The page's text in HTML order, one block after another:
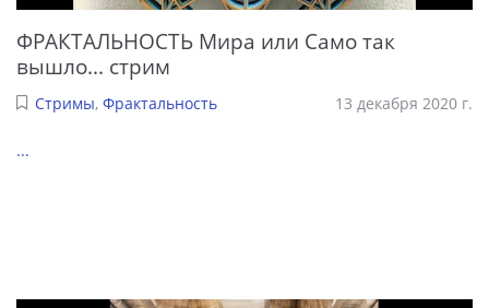
ФРАКТАЛЬНОСТЬ Мира или Само так
вышло... стрим
Стримы, Фрактальность 13 декабря 2020 г.
...